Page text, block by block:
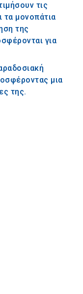
τις
τα μονοπάτια
της
για
μια
της.